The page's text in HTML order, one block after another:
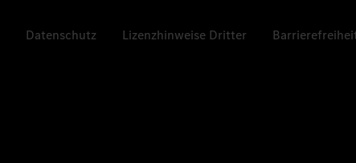
Datenschutz Lizenzhinweise Dritter